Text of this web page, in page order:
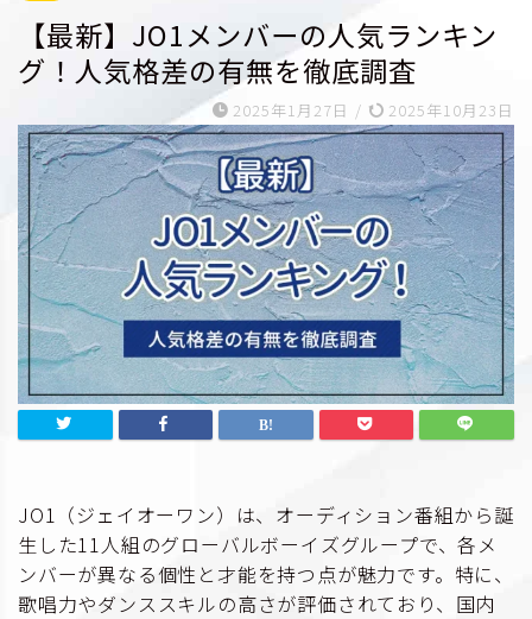
【最新】JO1メンバーの人気ランキン
グ！人気格差の有無を徹底調査
2025年1月27日 / 2025年10月23日
JO1（ジェイオーワン）は、オーディション番組から誕
生した11人組のグローバルボーイズグループで、各メ
ンバーが異なる個性と才能を持つ点が魅力です。特に、
歌唱力やダンススキルの高さが評価されており、国内